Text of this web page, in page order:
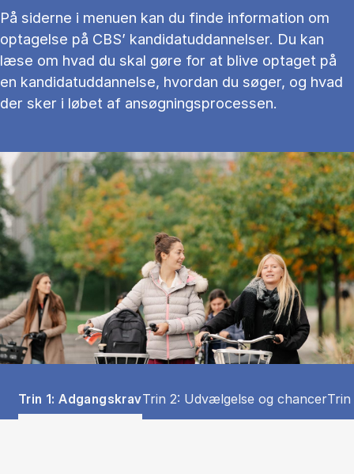
På siderne i menuen kan du finde information om
optagelse på CBS’ kandidatuddannelser. Du kan
læse om hvad du skal gøre for at blive optaget på
en kandidatuddannelse, hvordan du søger, og hvad
der sker i løbet af ansøgningsprocessen.
Tablist controls
Show panel
Trin 1: AdgangskravShow panel
Trin 2: Udvælgelse og chancerTrin